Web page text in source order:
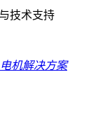
技术支持
机解决方案